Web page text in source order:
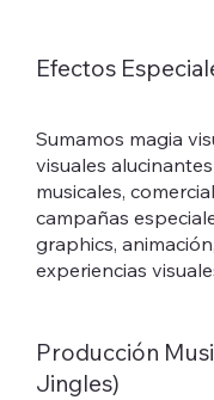
Efectos
Sumamos magia
visuales
musicales,
campañas
graphics,
experiencias
Producción
Jingles)